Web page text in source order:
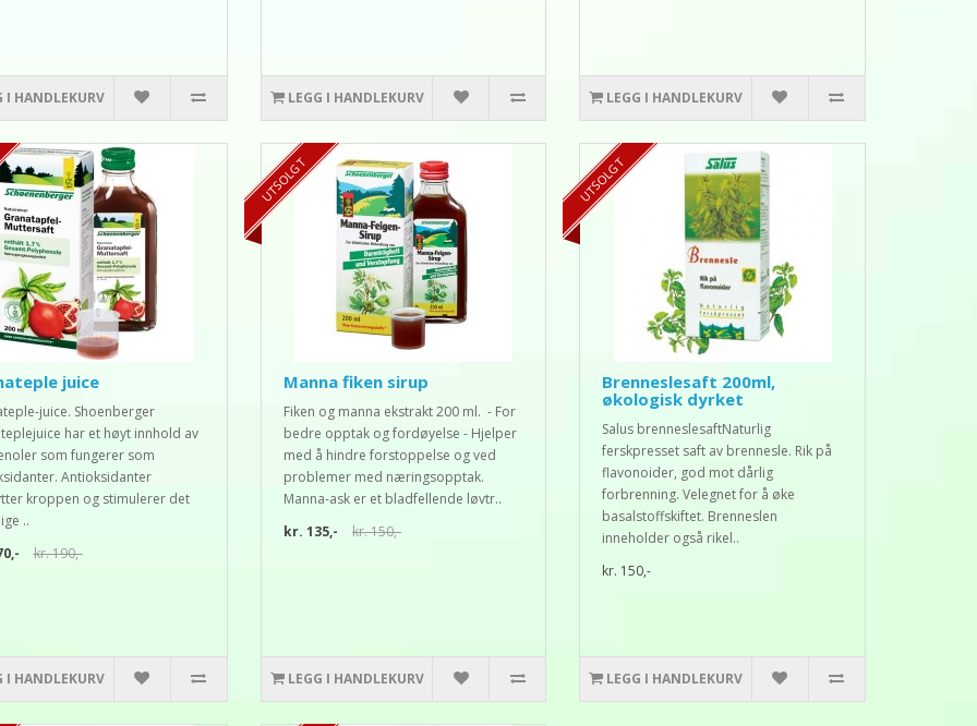
I HANDLEKURV LEGG I HANDLEKURV LEGG I HANDLEKURV
juice
juice. Shoenberger
har et høyt innhold av
som fungerer som
Antioksidanter
kroppen og stimulerer det
..
kr. 190,-
I HANDLEKURV
TILBUD 10%
UTSOLGT
Manna fiken sirup
Fiken og manna ekstrakt 200 ml. - For
bedre opptak og fordøyelse - Hjelper
med å hindre forstoppelse og ved
problemer med næringsopptak.
Manna-ask er et bladfellende løvtr..
kr. 135,-
kr. 150,-
LEGG I HANDLEKURV
UTSOLGT
Brenneslesaft 200ml,
økologisk dyrket
Salus brenneslesaftNaturlig
ferskpresset saft av brennesle. Rik på
flavonoider, god mot dårlig
forbrenning. Velegnet for å øke
basalstoffskiftet. Brenneslen
inneholder også rikel..
kr. 150,-
LEGG I HANDLEKURV